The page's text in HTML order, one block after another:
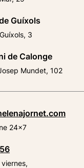
Guíxols
3
de Calonge
Mundet, 102
24x7